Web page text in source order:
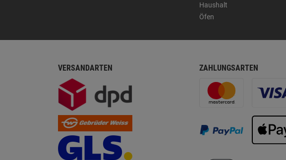
Haushalt
Öfen
VERSANDARTEN ZAHLUNGSARTEN